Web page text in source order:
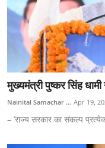
मुख्यमंत्री पुष्कर सिंह धामी
Nainital Samachar ... Apr 19,
– ’राज्य सरकार का संकल्प